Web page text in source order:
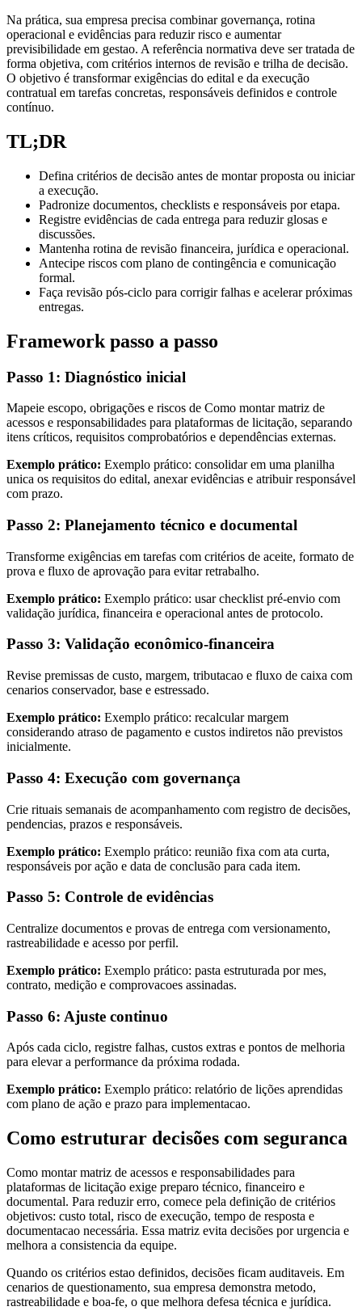
Na prática, sua empresa precisa combinar governança, rotina
operacional e evidências para reduzir risco e aumentar
previsibilidade em gestao. A referência normativa deve ser tratada de
forma objetiva, com critérios internos de revisão e trilha de decisão.
O objetivo é transformar exigências do edital e da execução
contratual em tarefas concretas, responsáveis definidos e controle
contínuo.
TL;DR
Defina critérios de decisão antes de montar proposta ou iniciar
a execução.
Padronize documentos, checklists e responsáveis por etapa.
Registre evidências de cada entrega para reduzir glosas e
discussões.
Mantenha rotina de revisão financeira, jurídica e operacional.
Antecipe riscos com plano de contingência e comunicação
formal.
Faça revisão pós-ciclo para corrigir falhas e acelerar próximas
entregas.
Framework passo a passo
Passo 1: Diagnóstico inicial
Mapeie escopo, obrigações e riscos de Como montar matriz de
acessos e responsabilidades para plataformas de licitação, separando
itens críticos, requisitos comprobatórios e dependências externas.
Exemplo prático: Exemplo prático: consolidar em uma planilha
unica os requisitos do edital, anexar evidências e atribuir responsável
com prazo.
Passo 2: Planejamento técnico e documental
Transforme exigências em tarefas com critérios de aceite, formato de
prova e fluxo de aprovação para evitar retrabalho.
Exemplo prático: Exemplo prático: usar checklist pré-envio com
validação jurídica, financeira e operacional antes de protocolo.
Passo 3: Validação econômico-financeira
Revise premissas de custo, margem, tributacao e fluxo de caixa com
cenarios conservador, base e estressado.
Exemplo prático: Exemplo prático: recalcular margem
considerando atraso de pagamento e custos indiretos não previstos
inicialmente.
Passo 4: Execução com governança
Crie rituais semanais de acompanhamento com registro de decisões,
pendencias, prazos e responsáveis.
Exemplo prático: Exemplo prático: reunião fixa com ata curta,
responsáveis por ação e data de conclusão para cada item.
Passo 5: Controle de evidências
Centralize documentos e provas de entrega com versionamento,
rastreabilidade e acesso por perfil.
Exemplo prático: Exemplo prático: pasta estruturada por mes,
contrato, medição e comprovacoes assinadas.
Passo 6: Ajuste continuo
Após cada ciclo, registre falhas, custos extras e pontos de melhoria
para elevar a performance da próxima rodada.
Exemplo prático: Exemplo prático: relatório de lições aprendidas
com plano de ação e prazo para implementacao.
Como estruturar decisões com seguranca
Como montar matriz de acessos e responsabilidades para
plataformas de licitação exige preparo técnico, financeiro e
documental. Para reduzir erro, comece pela definição de critérios
objetivos: custo total, risco de execução, tempo de resposta e
documentacao necessária. Essa matriz evita decisões por urgencia e
melhora a consistencia da equipe.
Quando os critérios estao definidos, decisões ficam auditaveis. Em
cenarios de questionamento, sua empresa demonstra metodo,
rastreabilidade e boa-fe, o que melhora defesa técnica e jurídica.